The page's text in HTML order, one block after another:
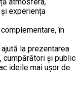
atmosfera,
experiența
în
la prezentarea
cumpărători și public
ideile mai ușor de